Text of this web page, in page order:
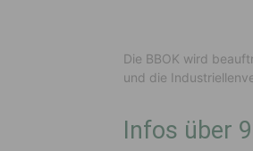
Die BBOK wird
und die
Infos über